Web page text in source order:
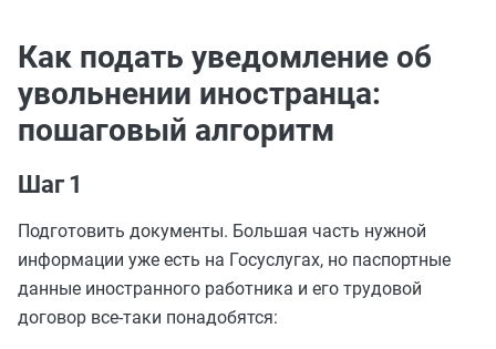
Как подать уведомление об
увольнении иностранца:
пошаговый алгоритм
Шаг 1
Подготовить документы. Большая часть нужной
информации уже есть на Госуслугах, но паспортные
данные иностранного работника и его трудовой
договор все-таки понадобятся: